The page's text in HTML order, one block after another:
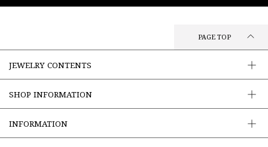
PAGE TOP
JEWELRY CONTENTS
SHOP INFORMATION
INFORMATION